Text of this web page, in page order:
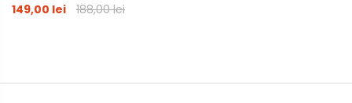
149,00 lei 188,00 lei